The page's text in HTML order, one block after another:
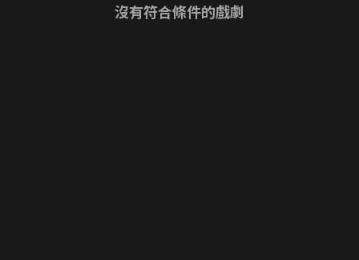
沒有符合條件的戲劇